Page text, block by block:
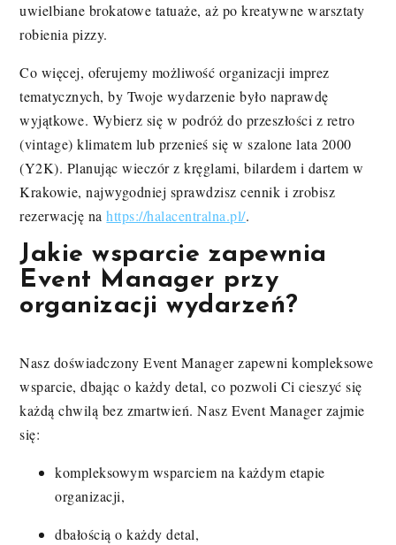
uwielbiane brokatowe tatuaże, aż po kreatywne warsztaty
robienia pizzy.
Co więcej, oferujemy możliwość organizacji imprez
tematycznych, by Twoje wydarzenie było naprawdę
wyjątkowe. Wybierz się w podróż do przeszłości z retro
(vintage) klimatem lub przenieś się w szalone lata 2000
(Y2K). Planując wieczór z kręglami, bilardem i dartem w
Krakowie, najwygodniej sprawdzisz cennik i zrobisz
rezerwację nahttps://halacentralna.pl/.
Jakie wsparcie zapewnia
Event Manager przy
organizacji wydarzeń?
Nasz doświadczony Event Manager zapewni kompleksowe
wsparcie, dbając o każdy detal, co pozwoli Ci cieszyć się
każdą chwilą bez zmartwień. Nasz Event Manager zajmie
się:
kompleksowym wsparciem na każdym etapie
organizacji,
dbałością o każdy detal,